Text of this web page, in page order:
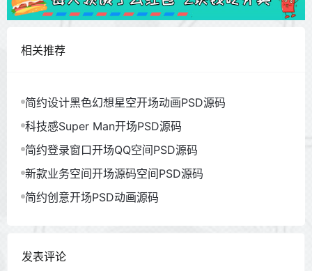
相关推荐
简约设计黑色幻想星空开场动画PSD源码
科技感Super Man开场PSD源码
简约登录窗口开场QQ空间PSD源码
新款业务空间开场源码空间PSD源码
简约创意开场PSD动画源码
发表评论